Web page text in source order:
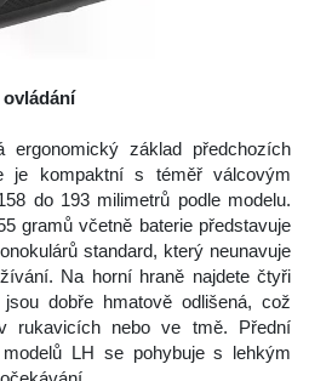
ovládání
základ předchozích
je kompaktní s téměř válcovým
do 193 milimetrů podle modelu.
gramů včetně baterie představuje
standard, který neunavuje
Na horní hraně najdete čtyři
dobře hmatově odlišená, což
rukavicích nebo ve tmě. Přední
LH se pohybuje s lehkým